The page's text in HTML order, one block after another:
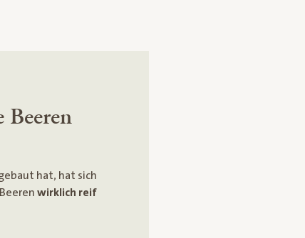
hat, hat sich
wirklich reif